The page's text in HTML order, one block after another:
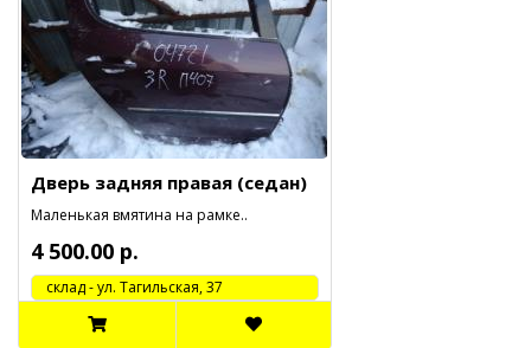
Дверь задняя правая (седан)
Маленькая вмятина на рамке..
4 500.00 р.
cклад - ул. Тагильская, 37